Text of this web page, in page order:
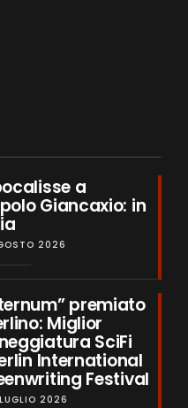
a
Giancaxio: in
2026
premiato
Miglior
SciFi
International
Festival
2026